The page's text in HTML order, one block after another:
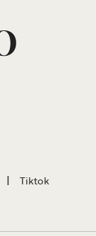
Tiktok